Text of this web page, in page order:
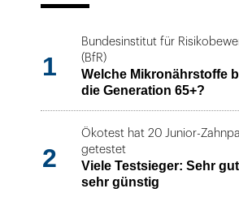
1
Bundesinstitut für
(BfR)
Welche Mikronährstoffe
die Generation 65+?
2
Ökotest hat 20 Junior-
getestet
Viele Testsieger: Sehr
sehr günstig